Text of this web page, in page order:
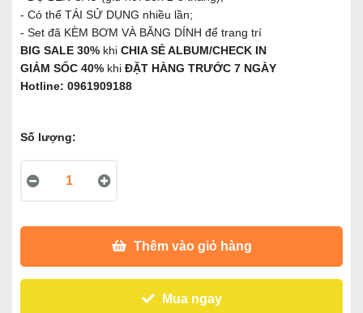
- Có thể TÁI SỬ DỤNG nhiều lần;
- Set đã KÈM BƠM VÀ BĂNG DÍNH để trang trí
BIG SALE 30% khi CHIA SẺ ALBUM/CHECK IN
GIẢM SỐC 40% khi ĐẶT HÀNG TRƯỚC 7 NGÀY
Hotline: 0961909188
Số lượng:
Thêm vào giỏ hàng
Mua ngay